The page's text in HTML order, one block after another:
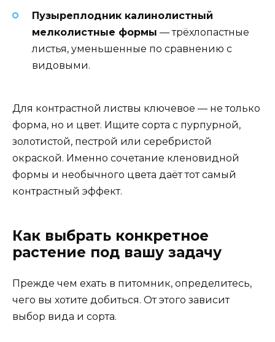
Пузыреплодник калинолистный
мелколистные формы — трёхлопастные
листья, уменьшенные по сравнению с
видовыми.
Для контрастной листвы ключевое — не только
форма, но и цвет. Ищите сорта с пурпурной,
золотистой, пестрой или серебристой
окраской. Именно сочетание кленовидной
формы и необычного цвета даёт тот самый
контрастный эффект.
Как выбрать конкретное
растение под вашу задачу
Прежде чем ехать в питомник, определитесь,
чего вы хотите добиться. От этого зависит
выбор вида и сорта.